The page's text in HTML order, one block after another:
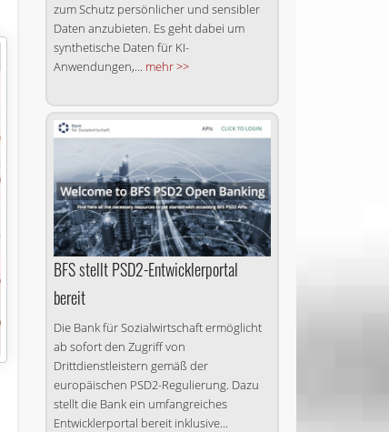
zum Schutz persönlicher und sensibler
Daten anzubieten. Es geht dabei um
synthetische Daten für KI-
Anwendungen,... mehr >>
BFS stellt PSD2-Entwicklerportal
bereit
Die Bank für Sozialwirtschaft ermöglicht
ab sofort den Zugriff von
Drittdienstleistern gemäß der
europäischen PSD2-Regulierung. Dazu
stellt die Bank ein umfangreiches
Entwicklerportal bereit inklusive...